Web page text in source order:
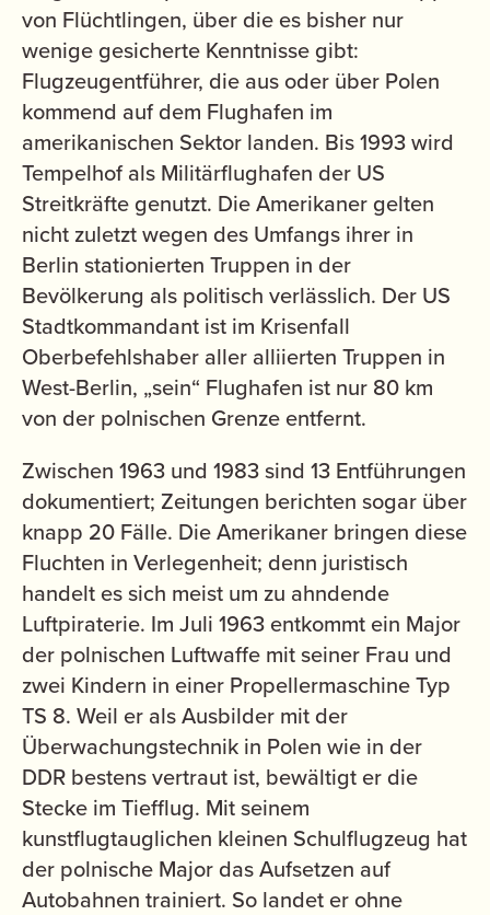
von Flüchtlingen, über die es bisher nur
wenige gesicherte Kenntnisse gibt:
Flugzeugentführer, die aus oder über Polen
kommend auf dem Flughafen im
amerikanischen Sektor landen. Bis 1993 wird
Tempelhof als Militärflughafen der US
Streitkräfte genutzt. Die Amerikaner gelten
nicht zuletzt wegen des Umfangs ihrer in
Berlin stationierten Truppen in der
Bevölkerung als politisch verlässlich. Der US
Stadtkommandant ist im Krisenfall
Oberbefehlshaber aller alliierten Truppen in
West-Berlin, „sein“ Flughafen ist nur 80 km
von der polnischen Grenze entfernt.
Zwischen 1963 und 1983 sind 13 Entführungen
dokumentiert; Zeitungen berichten sogar über
knapp 20 Fälle. Die Amerikaner bringen diese
Fluchten in Verlegenheit; denn juristisch
handelt es sich meist um zu ahndende
Luftpiraterie. Im Juli 1963 entkommt ein Major
der polnischen Luftwaffe mit seiner Frau und
zwei Kindern in einer Propellermaschine Typ
TS 8. Weil er als Ausbilder mit der
Überwachungstechnik in Polen wie in der
DDR bestens vertraut ist, bewältigt er die
Stecke im Tiefflug. Mit seinem
kunstflugtauglichen kleinen Schulflugzeug hat
der polnische Major das Aufsetzen auf
Autobahnen trainiert. So landet er ohne